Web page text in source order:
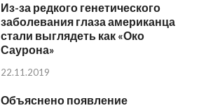
Из-за редкого генетического
заболевания глаза американца
стали выглядеть как «Око
Саурона»
22.11.2019
Объяснено появление